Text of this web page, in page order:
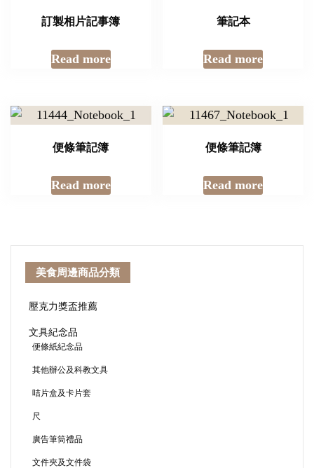
訂製相片記事簿
Read more
筆記本
Read more
便條筆記簿
Read more
便條筆記簿
Read more
美食周邊商品分類
壓克力獎盃推薦
文具紀念品
便條紙紀念品
其他辦公及科教文具
咭片盒及卡片套
尺
廣告筆筒禮品
文件夾及文件袋